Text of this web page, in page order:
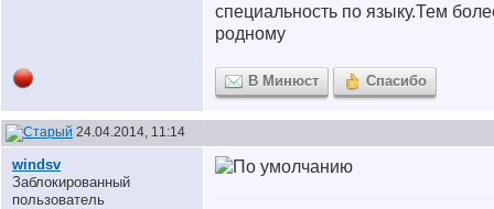
специальность по языку.Тем
родному
В Минюст Спасибо
24.04.2014, 11:14
windsv
Заблокированный
пользователь